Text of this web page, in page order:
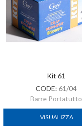
Kit 61
CODE: 61/04
Barre Portatutto
VISUALIZZA